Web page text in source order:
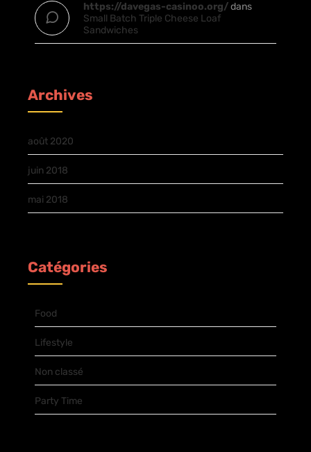
https://davegas-casinoo.org/dans
Small Batch Triple Cheese Loaf
Sandwiches
Archives
août 2020
juin 2018
mai 2018
Catégories
Food
Lifestyle
Non classé
Party Time